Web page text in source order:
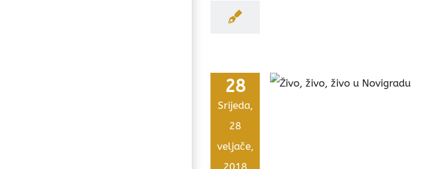
28
Srijeda,
28
veljače,
2018